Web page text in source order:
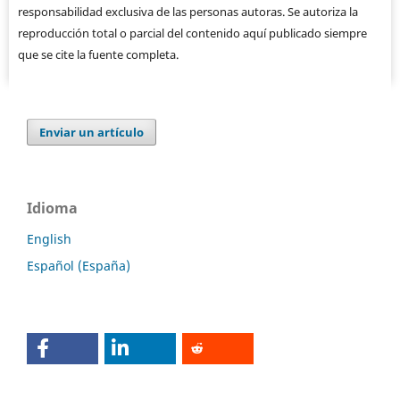
responsabilidad exclusiva de las personas autoras. Se autoriza la
reproducción total o parcial del contenido aquí publicado siempre
que se cite la fuente completa.
Enviar un artículo
Idioma
English
Español (España)